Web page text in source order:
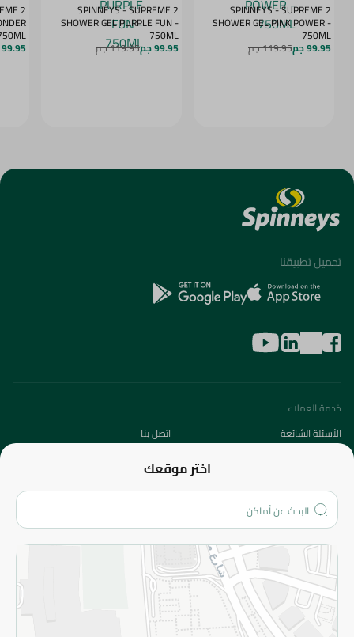
SPINNEYS - SUPREME 2
SHOWER GEL PINK POWER -
750ML
99.95 جم 119.95 جم
SPINNEYS - SUPREME 2
SHOWER GEL PURPLE FUN -
750ML
99.95 جم 119.95 جم
2
99.95 جم
اختر موقعك
تحميل تطبيقنا
خدمة العملاء
الأسئلة الشائعة
اتصل بنا
من نحن؟
الفروع
المزيد
الاسترجاع
سياسة الاستخدام
سياسة الخصوصية
قم بالتسجيل للنشرة